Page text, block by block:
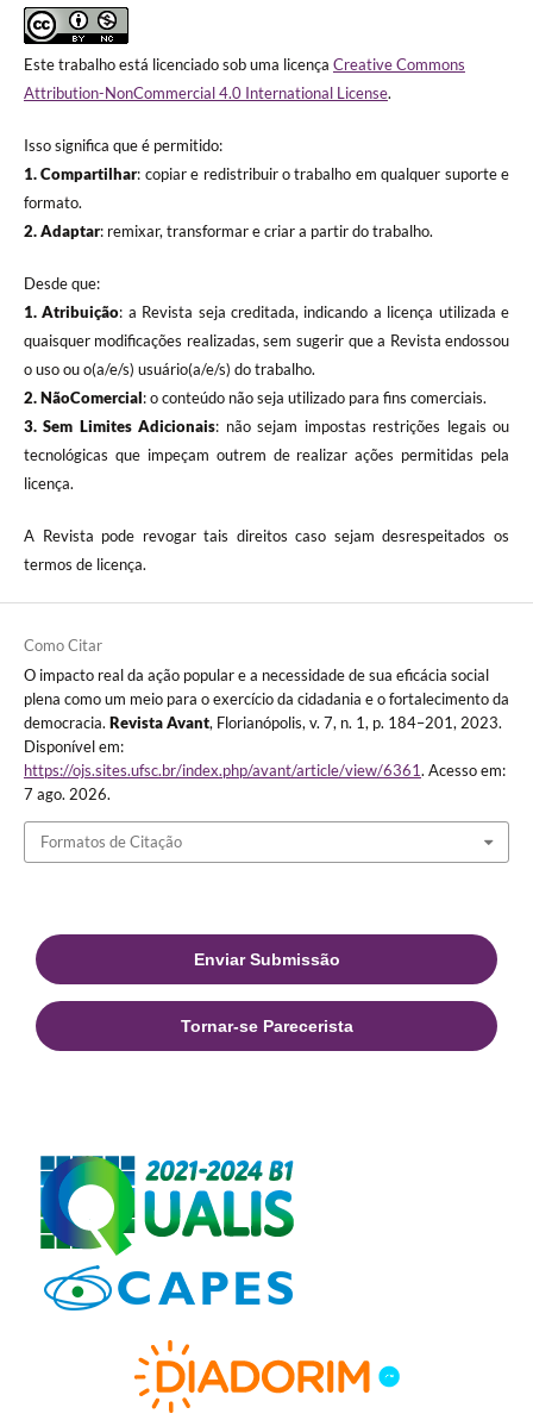
Este trabalho está licenciado sob uma licença Creative Commons
Attribution-NonCommercial 4.0 International License.
Isso significa que é permitido:
1. Compartilhar: copiar e redistribuir o trabalho em qualquer suporte e
formato.
2. Adaptar: remixar, transformar e criar a partir do trabalho.
Desde que:
1. Atribuição: a Revista seja creditada, indicando a licença utilizada e
quaisquer modificações realizadas, sem sugerir que a Revista endossou
o uso ou o(a/e/s) usuário(a/e/s) do trabalho.
2. NãoComercial: o conteúdo não seja utilizado para fins comerciais.
3.Sem Limites Adicionais: não sejam impostas restrições legais ou
tecnológicas que impeçam outrem de realizar ações permitidas pela
licença.
A Revista pode revogar tais direitos caso sejam desrespeitados os
termos de licença.
Como Citar
O impacto real da ação popular e a necessidade de sua eficácia social
plena como um meio para o exercício da cidadania e o fortalecimento da
democracia. Revista Avant, Florianópolis, v. 7, n. 1, p. 184–201, 2023.
Disponível em:
https://ojs.sites.ufsc.br/index.php/avant/article/view/6361. Acesso em:
7 ago. 2026.
Formatos de Citação
Enviar Submissão
Tornar-se Parecerista